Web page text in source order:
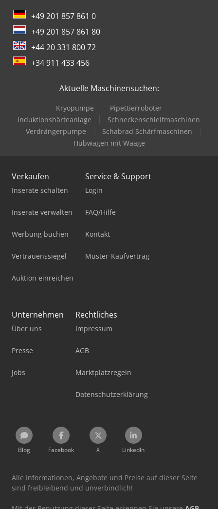
+49 201 857 861 0
+49 201 857 861 80
+44 20 331 800 72
+34 911 433 456
Aktuelle Maschinensuchen:
Kryopumpe
Pipettierroboter
Induktionshärteanlage
Schneckenschleifmaschinen
Verdrängerpumpe
Schabrad Schärfmaschinen
Hubwagen mit Waage
Verkaufen
Inserate schalten
Inserate verwalten
Werbung buchen
Vertrauenssiegel
Auktion einreichen
Service & Support
Login
FAQ/Hilfe
Kontakt
Muster-Kaufvertrag
Unternehmen
Über uns
Presse
Jobs
Rechtliches
Impressum
AGB
Marktplatzregeln
Datenschutzerklärung
Blog Facebook X LinkedIn
Alle Informationen, Angebote und Preise auf dieser Seite
sind freibleibend und unverbindlich!